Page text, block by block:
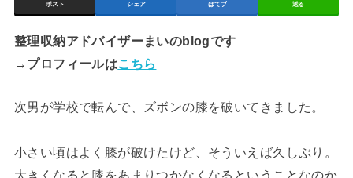
ポスト シェア はてブ 送る
整理収納アドバイザーまいのblogです
→プロフィールはこちら
次男が学校で転んで、ズボンの膝を破いてきました。
小さい頃はよく膝が破けたけど、そういえば久しぶり。
大きくなると膝をあまりつかなくなるということなのか